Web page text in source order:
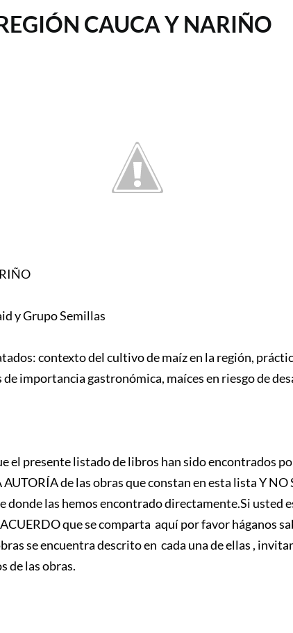
CAUCA Y NARIÑO
y Grupo Semillas
contexto del cultivo de maíz en la región,
importancia gastronómica, maíces en riesgo de
presente listado de libros han sido encontrados
de las obras que constan en esta lista Y NO
las hemos encontrado directamente.Si usted
que se comparta aquí por favor háganos
se encuentra descrito en cada una de ellas ,
de las obras.